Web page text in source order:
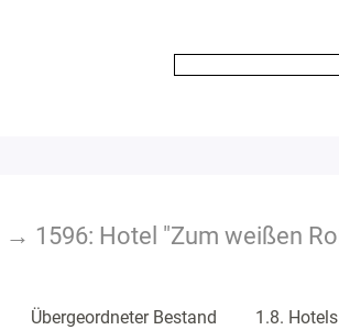
→ 1596: Hotel "Zum weißen
Übergeordneter Bestand
1.8.